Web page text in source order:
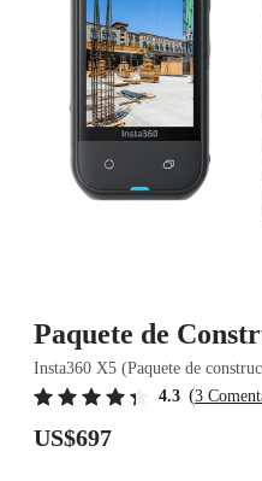
Paquete de
Insta360 X5 (Paquete de
4.3 (3
US$697